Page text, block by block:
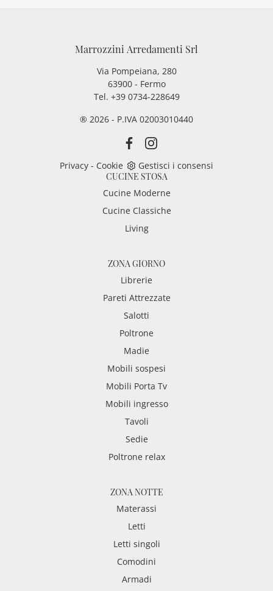
Marrozzini Arredamenti Srl
Via Pompeiana, 280
63900 - Fermo
Tel. +39 0734-228649
® 2026 - P.IVA 02003010440
Privacy - Cookie
Gestisci i consensi
CUCINE STOSA
Cucine Moderne
Cucine Classiche
Living
ZONA GIORNO
Librerie
Pareti Attrezzate
Salotti
Poltrone
Madie
Mobili sospesi
Mobili Porta Tv
Mobili ingresso
Tavoli
Sedie
Poltrone relax
ZONA NOTTE
Materassi
Letti
Letti singoli
Comodini
Armadi